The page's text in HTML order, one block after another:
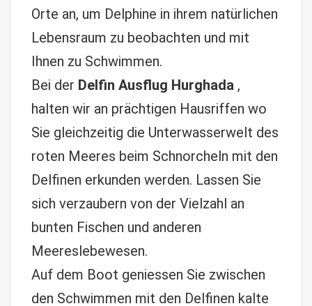
Orte an, um Delphine in ihrem natürlichen
Lebensraum zu beobachten und mit
Ihnen zu Schwimmen.
Bei der Delfin Ausflug Hurghada ,
halten wir an prächtigen Hausriffen wo
Sie gleichzeitig die Unterwasserwelt des
roten Meeres beim Schnorcheln mit den
Delfinen erkunden werden. Lassen Sie
sich verzaubern von der Vielzahl an
bunten Fischen und anderen
Meereslebewesen.
Auf dem Boot geniessen Sie zwischen
den Schwimmen mit den Delfinen kalte